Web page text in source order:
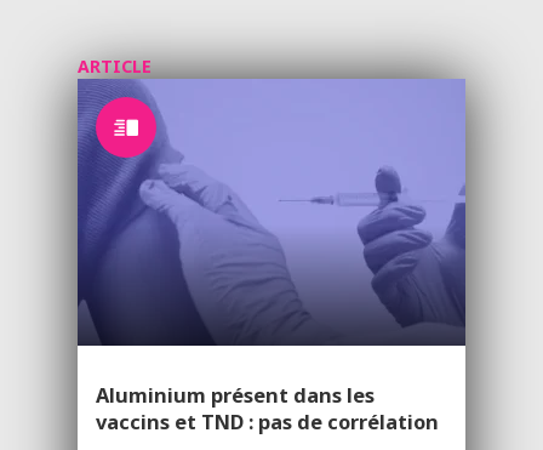
ARTICLE
Aluminium présent dans les
vaccins et TND : pas de corrélation